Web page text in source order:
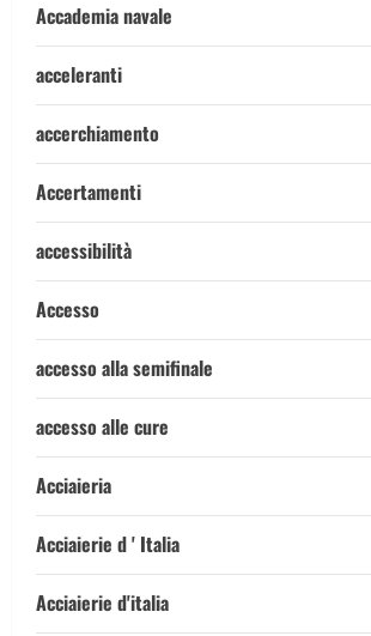
Accademia navale
acceleranti
accerchiamento
Accertamenti
accessibilità
Accesso
accesso alla semifinale
accesso alle cure
Acciaieria
Acciaierie d ' Italia
Acciaierie d'italia